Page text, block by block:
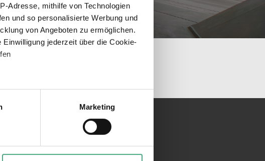
Adresse, mithilfe von Technologien
und so personalisierte Werbung und
von Angeboten zu ermöglichen.
jederzeit über die Cookie-
genau sein können
Sie Ihre Präferenzen imAbschnitt
Funktionen anbieten zu können und
Marketing
unseren